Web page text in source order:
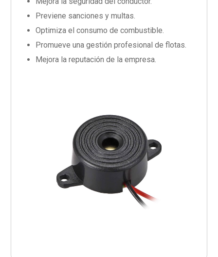
Previene sanciones y multas.
Optimiza el consumo de combustible.
Promueve una gestión profesional de flotas.
Mejora la reputación de la empresa.